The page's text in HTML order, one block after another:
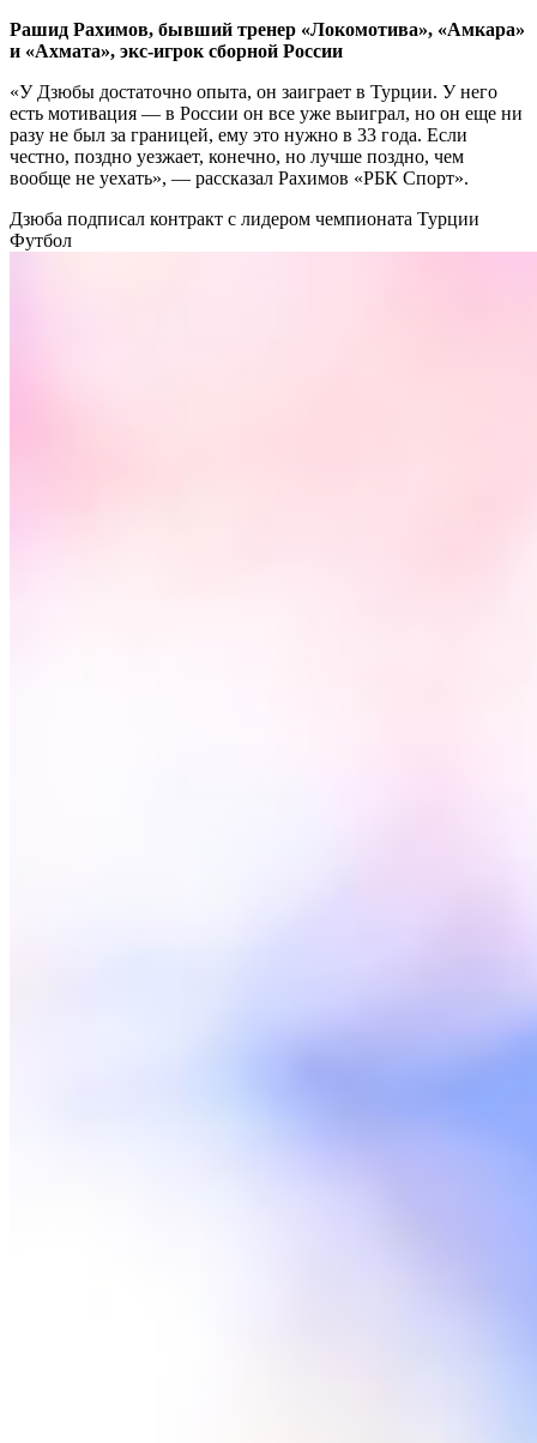
Рашид Рахимов, бывший тренер «Локомотива», «Амкара»
и «Ахмата», экс-игрок сборной России
«У Дзюбы достаточно опыта, он заиграет в Турции. У него
есть мотивация — в России он все уже выиграл, но он еще ни
разу не был за границей, ему это нужно в 33 года. Если
честно, поздно уезжает, конечно, но лучше поздно, чем
вообще не уехать», — рассказал Рахимов «РБК Спорт».
Дзюба подписал контракт с лидером чемпионата Турции
Футбол